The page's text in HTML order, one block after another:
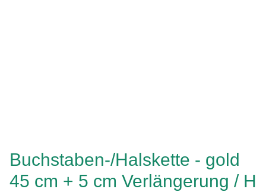
Buchstaben-/Halskette - gold
45 cm + 5 cm Verlängerung / H